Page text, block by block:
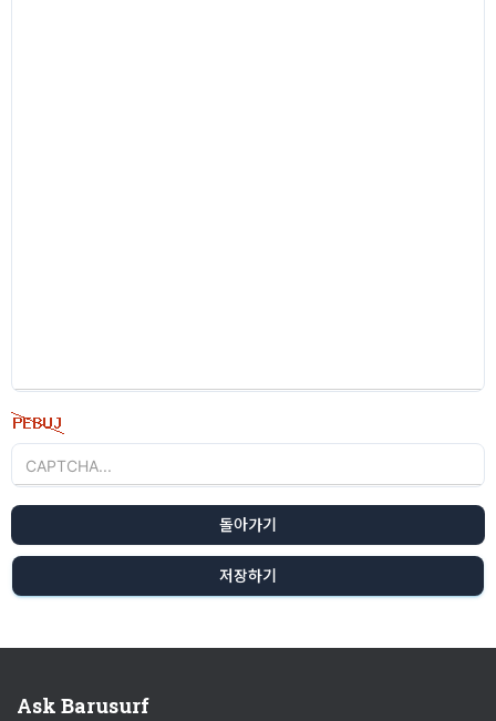
돌아가기
저장하기
Ask Barusurf